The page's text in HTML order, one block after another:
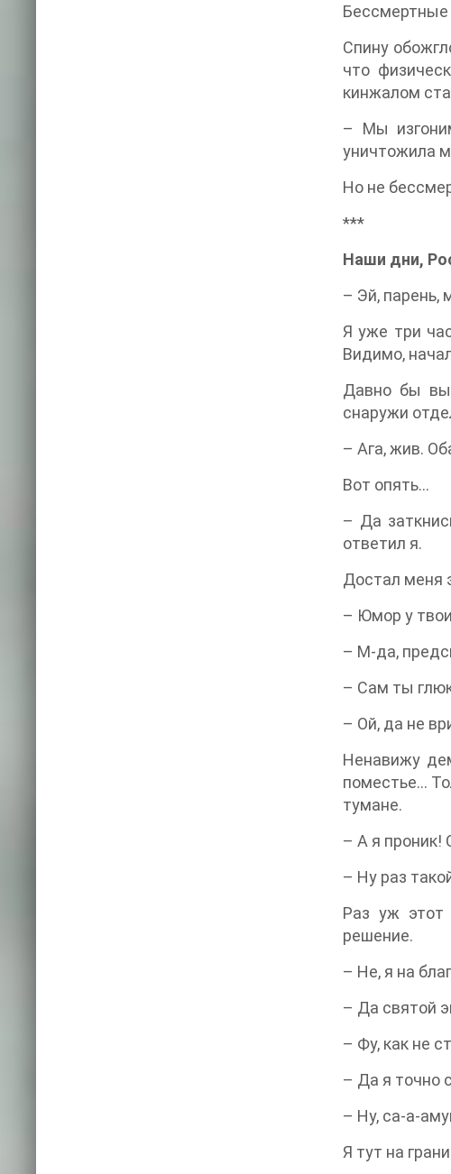
Спину
что
кинжалом
– Мы
уничтожила
Но не
***
Наши дни,
– Эй, парень,
Я уже три
Видимо,
Давно бы
снаружи
– Ага, жив.
Вот опять…
– Да
ответил я.
Достал меня
– Юмор у
– М-да,
– Сам ты
– Ой, да не
Ненавижу
поместье…
тумане.
– А я проник!
– Ну раз
Раз уж этот
решение.
– Не, я на
– Да святой
– Фу, как не
– Да я точно
– Ну, са-а-
Я тут на